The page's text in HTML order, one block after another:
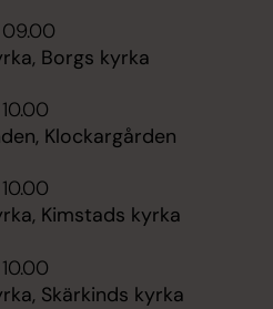
Borgs kyrka
Klockargården
Kimstads kyrka
Skärkinds kyrka